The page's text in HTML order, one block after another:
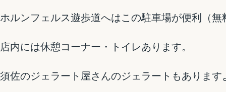
ホルンフェルス遊歩道へはこの駐車場が便利（無
店内には休憩コーナー・トイレあります。
須佐のジェラート屋さんのジェラートもあります